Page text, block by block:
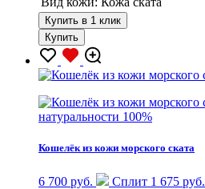
Купить в 1 клик
Купить
натуральности 100%
Кошелёк из кожи морского ската
6 700 руб.
Сплит 1 675 руб.